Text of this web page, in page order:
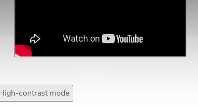
contrast mode